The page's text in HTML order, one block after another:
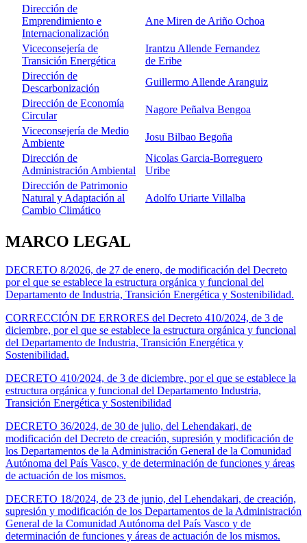
Dirección de
Emprendimiento e
Internacionalización
Ane Miren de Ariño Ochoa
Viceconsejería de
Transición Energética
Irantzu Allende Fernandez
de Eribe
Dirección de
Descarbonización
Guillermo Allende Aranguiz
Dirección de Economía
Circular
Nagore Peñalva Bengoa
Viceconsejería de Medio
Ambiente
Josu Bilbao Begoña
Dirección de
Administración Ambiental
Nicolas Garcia-Borreguero
Uribe
Dirección de Patrimonio
Natural y Adaptación al
Cambio Climático
Adolfo Uriarte Villalba
MARCO LEGAL
DECRETO 8/2026, de 27 de enero, de modificación del Decreto
por el que se establece la estructura orgánica y funcional del
Departamento de Industria, Transición Energética y Sostenibilidad.
CORRECCIÓN DE ERRORES del Decreto 410/2024, de 3 de
diciembre, por el que se establece la estructura orgánica y funcional
del Departamento de Industria, Transición Energética y
Sostenibilidad.
DECRETO 410/2024, de 3 de diciembre, por el que se establece la
estructura orgánica y funcional del Departamento Industria,
Transición Energética y Sostenibilidad
DECRETO 36/2024, de 30 de julio, del Lehendakari, de
modificación del Decreto de creación, supresión y modificación de
los Departamentos de la Administración General de la Comunidad
Autónoma del País Vasco, y de determinación de funciones y áreas
de actuación de los mismos.
DECRETO 18/2024, de 23 de junio, del Lehendakari, de creación,
supresión y modificación de los Departamentos de la Administración
General de la Comunidad Autónoma del País Vasco y de
determinación de funciones y áreas de actuación de los mismos.